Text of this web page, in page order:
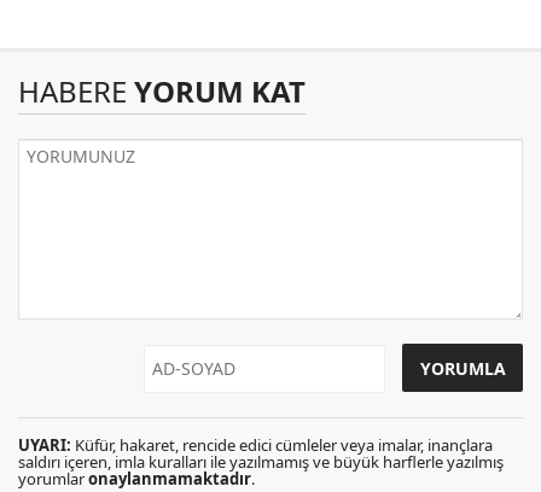
HABERE YORUM KAT
UYARI: Küfür, hakaret, rencide edici cümleler veya imalar, inançlara
saldırı içeren, imla kuralları ile yazılmamış ve büyük harflerle yazılmış
yorumlaronaylanmamaktadır.